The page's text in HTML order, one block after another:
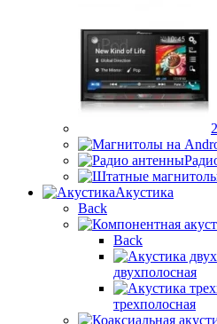
Акустика
Back
Back
двухполосная
трехполосная